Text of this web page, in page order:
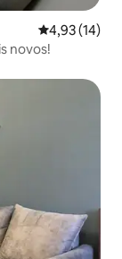
4,93 de uma
4,93 (14)
novos!